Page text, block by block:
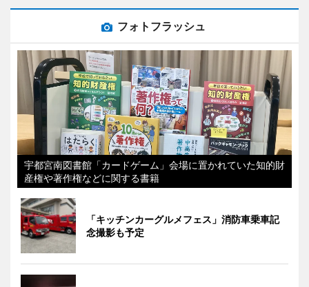
フォトフラッシュ
宇都宮南図書館「カードゲーム」会場に置かれていた知的財
産権や著作権などに関する書籍
「キッチンカーグルメフェス」消防車乗車記
念撮影も予定